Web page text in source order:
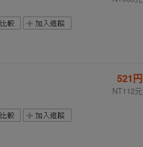
521円
NT112元